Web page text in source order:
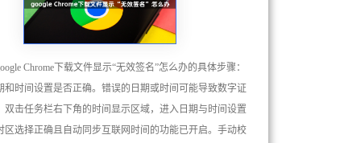
Chrome下载文件显示“无效签名”怎么办的具体步骤：
和时间设置是否正确。错误的日期或时间可能导致数字证
双击任务栏右下角的时间显示区域，进入日期与时间设置
区选择正确且自动同步互联网时间的功能已开启。手动校